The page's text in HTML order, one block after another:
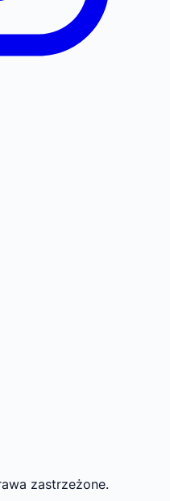
zastrzeżone.